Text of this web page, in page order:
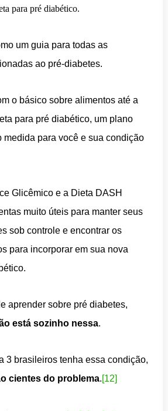
para pré diabético.
um guia para todas as
ao pré-diabetes.
o básico sobre alimentos até a
para pré diabético, um plano
medida para você e sua condição
Glicêmico e a Dieta DASH
muito úteis para manter seus
sob controle e encontrar os
para incorporar em sua nova
aprender sobre pré diabetes,
está sozinho nessa.
3 brasileiros tenha essa condição,
cientes do problema.[12]